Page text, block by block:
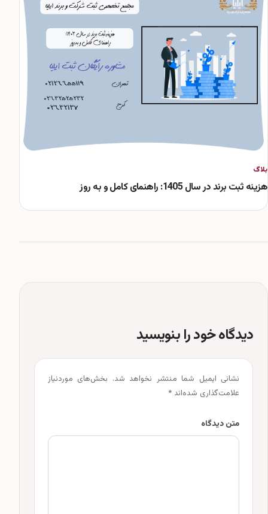
بلاگ
هزینه ثبت برند در سال 1405: راهنمای کامل و به روز
دیدگاه خود را بنویسید
نشانی ایمیل شما منتشر نخواهد شد. بخش‌های موردنیاز
علامت‌گذاری شده‌اند *
متن دیدگاه